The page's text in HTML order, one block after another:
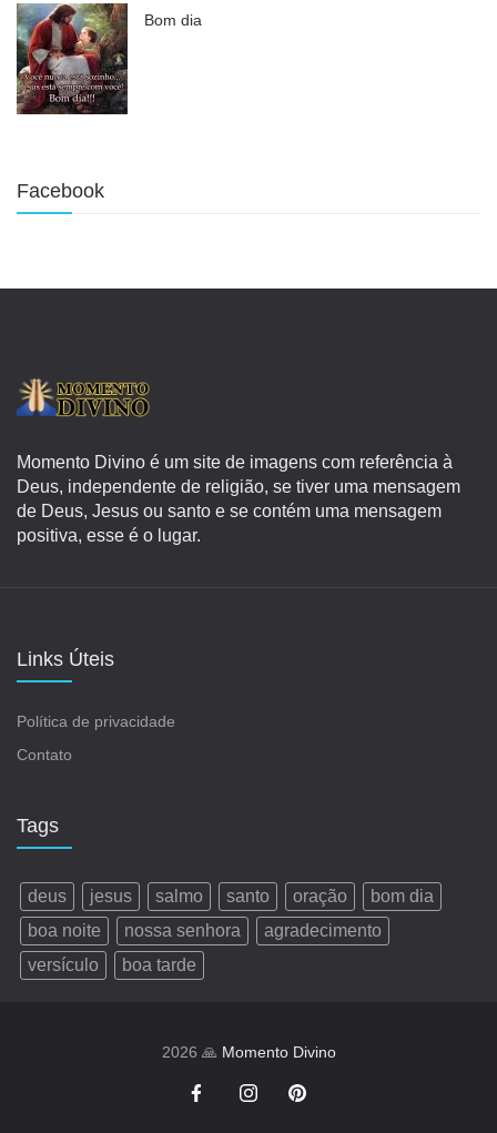
Bom dia
Facebook
Momento Divino é um site de imagens com referência à
Deus, independente de religião, se tiver uma mensagem
de Deus, Jesus ou santo e se contém uma mensagem
positiva, esse é o lugar.
Links Úteis
Política de privacidade
Contato
Tags
deus jesus salmo santo oração
bom dia
boa noite
nossa senhora
agradecimento
versículo
boa tarde
2026 🙏 Momento Divino